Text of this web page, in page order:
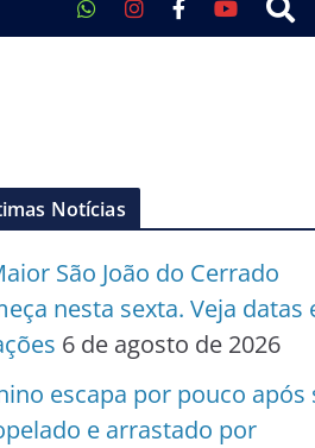
Notícias
São João do Cerrado
nesta sexta. Veja datas
6 de agosto de 2026
escapa por pouco após
e arrastado por